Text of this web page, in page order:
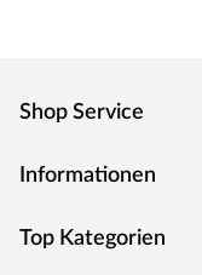
Shop Service
Informationen
Top Kategorien